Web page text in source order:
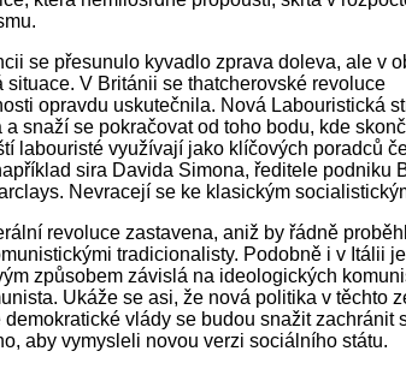
se přesunulo kyvadlo zprava doleva, ale v
situace. V Británii se thatcherovské revoluce
opravdu uskutečnila. Nová Labouristická
a snaží se pokračovat od toho bodu, kde
labouristé využívají jako klíčových poradců
sira Davida Simona, ředitele podniku
Nevracejí se ke klasickým
revoluce zastavena, aniž by řádně
tradicionalisty. Podobně i v Itálii
způsobem závislá na ideologických
Ukáže se asi, že nová politika v těchto
vlády se budou snažit zachránit
aby vymysleli novou verzi sociálního státu.